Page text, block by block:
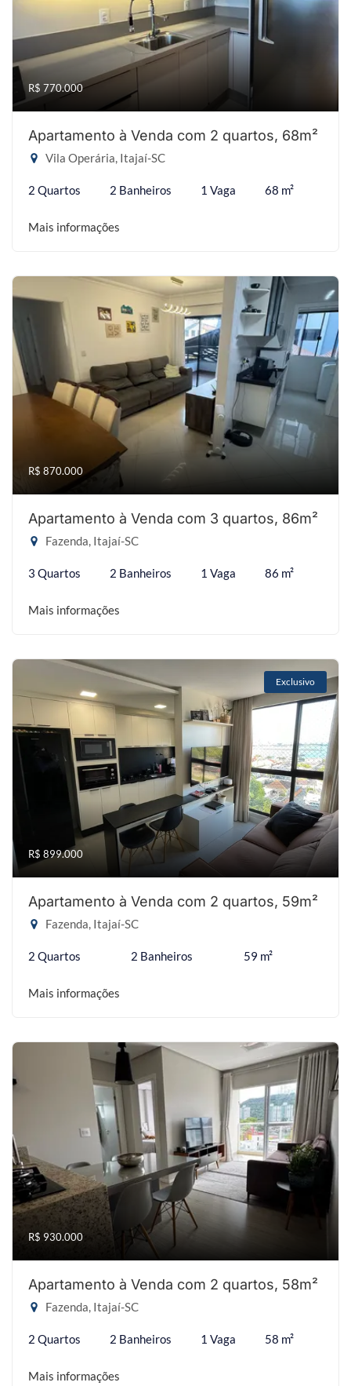
R$ 770.000
Apartamento à Venda com 2 quartos, 68m²
Vila Operária, Itajaí-SC
2 Quartos 2 Banheiros 1 Vaga 68 m²
Mais informações
R$ 870.000
Apartamento à Venda com 3 quartos, 86m²
Fazenda, Itajaí-SC
3 Quartos 2 Banheiros 1 Vaga 86 m²
Mais informações
Exclusivo
R$ 899.000
Apartamento à Venda com 2 quartos, 59m²
Fazenda, Itajaí-SC
2 Quartos 2 Banheiros 59 m²
Mais informações
R$ 930.000
Apartamento à Venda com 2 quartos, 58m²
Fazenda, Itajaí-SC
2 Quartos 2 Banheiros 1 Vaga 58 m²
Mais informações